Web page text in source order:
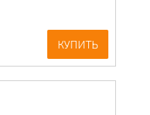
КУПИТЬ